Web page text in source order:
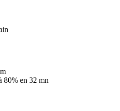
80% en 32 mn